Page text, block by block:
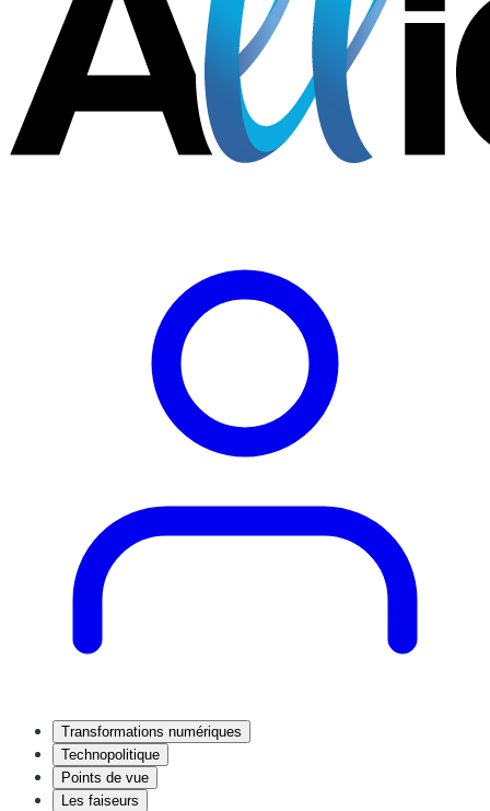
Transformations numériques
Technopolitique
Points de vue
Les faiseurs